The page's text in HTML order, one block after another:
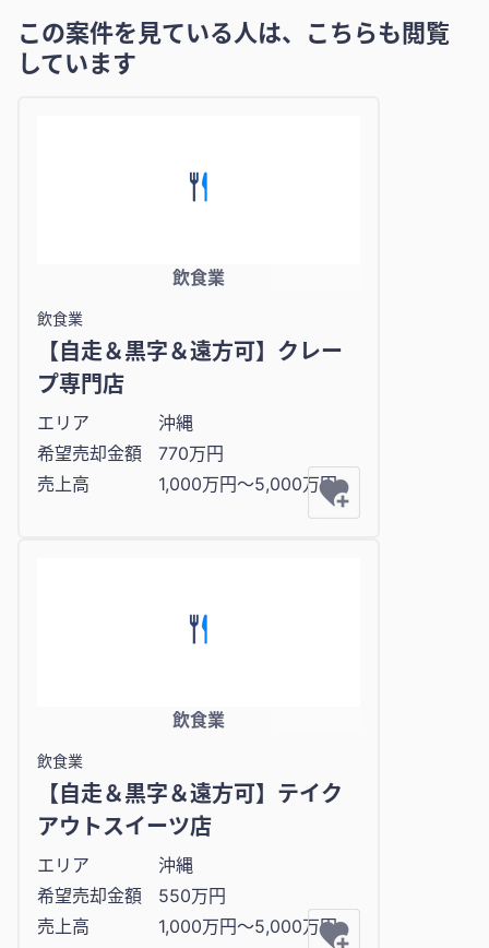
この案件を見ている人は、こちらも閲覧
しています
飲食業
飲食業
【自走＆黒字＆遠方可】クレー
プ専門店
エリア
沖縄
希望売却金額
770万円
売上高
1,000万円〜5,000万円
飲食業
飲食業
【自走＆黒字＆遠方可】テイク
アウトスイーツ店
エリア
沖縄
希望売却金額
550万円
売上高
1,000万円〜5,000万円